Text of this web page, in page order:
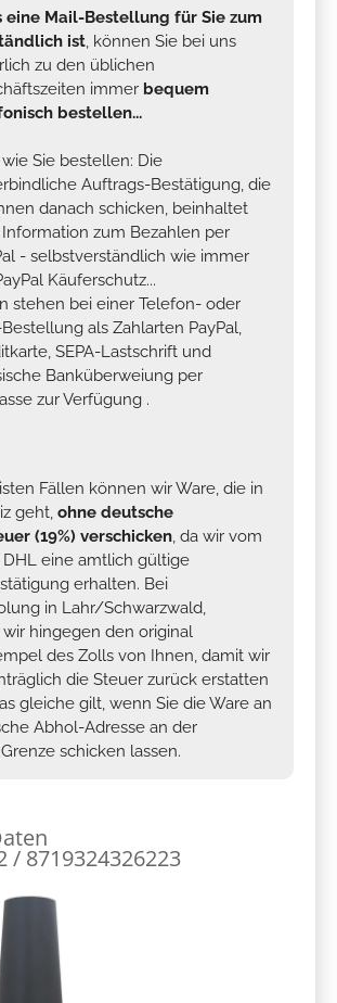
eine Mail-Bestellung für Sie zum
ist, können Sie bei uns
zu den üblichen
immer bequem
bestellen...
wie Sie bestellen: Die
Auftrags-Bestätigung, die
danach schicken, beinhaltet
zum Bezahlen per
- selbstverständlich wie immer
Käuferschutz...
stehen bei einer Telefon- oder
als Zahlarten PayPal,
SEPA-Lastschrift und
Banküberweiung per
zur Verfügung .
Fällen können wir Ware, die in
geht, ohne deutsche
(19%) verschicken, da wir vom
DHL eine amtlich gültige
erhalten. Bei
in Lahr/Schwarzwald,
hingegen den original
des Zolls von Ihnen, damit wir
die Steuer zurück erstatten
gleiche gilt, wenn Sie die Ware an
Abhol-Adresse an der
schicken lassen.
/ 8719324326223